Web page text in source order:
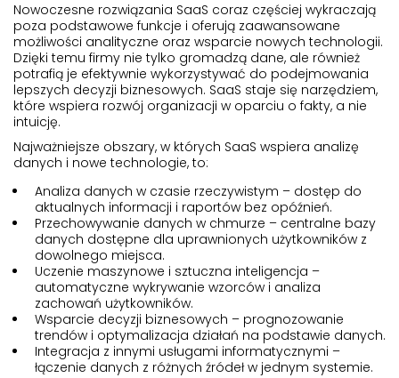
Nowoczesne rozwiązania SaaS coraz częściej wykraczają
poza podstawowe funkcje i oferują zaawansowane
możliwości analityczne oraz wsparcie nowych technologii.
Dzięki temu firmy nie tylko gromadzą dane, ale również
potrafią je efektywnie wykorzystywać do podejmowania
lepszych decyzji biznesowych. SaaS staje się narzędziem,
które wspiera rozwój organizacji w oparciu o fakty, a nie
intuicję.
Najważniejsze obszary, w których SaaS wspiera analizę
danych i nowe technologie, to:
Analiza danych w czasie rzeczywistym – dostęp do
aktualnych informacji i raportów bez opóźnień.
Przechowywanie danych w chmurze – centralne bazy
danych dostępne dla uprawnionych użytkowników z
dowolnego miejsca.
Uczenie maszynowe i sztuczna inteligencja –
automatyczne wykrywanie wzorców i analiza
zachowań użytkowników.
Wsparcie decyzji biznesowych – prognozowanie
trendów i optymalizacja działań na podstawie danych.
Integracja z innymi usługami informatycznymi –
łączenie danych z różnych źródeł w jednym systemie.